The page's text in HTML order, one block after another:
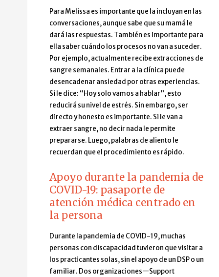
Imagen curricular con la mitad izquierda amarilla, la
Visite ncapps/aci.gov para obtener consejos sobre
Para Melissa es importante que la incluyan en las
conversaciones, aunque sabe que su mamá le
dará las respuestas. También es importante para
ella saber cuándo los procesos no van a suceder.
Por ejemplo, actualmente recibe extracciones de
sangre semanales. Entrar a la clínica puede
desencadenar ansiedad por otras experiencias.
Si le dice: “Hoy solo vamos a hablar”, esto
reducirá su nivel de estrés. Sin embargo, ser
directo y honesto es importante. Si le van a
extraer sangre, no decir nada le permite
prepararse. Luego, palabras de aliento le
recuerdan que el procedimiento es rápido.
Apoyo durante la pandemia de
COVID-19: pasaporte de
atención médica centrado en
la persona
Durante la pandemia de COVID-19, muchas
personas con discapacidad tuvieron que visitar a
los practicantes solas, sin el apoyo de un DSP o un
familiar. Dos organizaciones—Support